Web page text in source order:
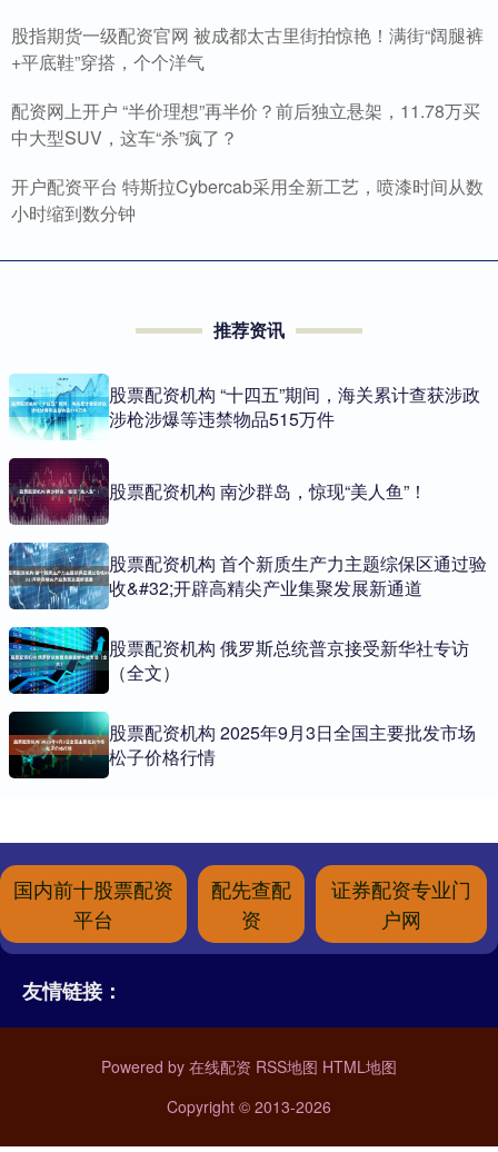
股指期货一级配资官网 被成都太古里街拍惊艳！满街“阔腿裤
+平底鞋”穿搭，个个洋气
配资网上开户 “半价理想”再半价？前后独立悬架，11.78万买
中大型SUV，这车“杀”疯了？
开户配资平台 特斯拉Cybercab采用全新工艺，喷漆时间从数
小时缩到数分钟
推荐资讯
股票配资机构 “十四五”期间，海关累计查获涉政
涉枪涉爆等违禁物品515万件
股票配资机构 南沙群岛，惊现“美人鱼”！
股票配资机构 首个新质生产力主题综保区通过验
收&#32;开辟高精尖产业集聚发展新通道
股票配资机构 俄罗斯总统普京接受新华社专访
（全文）
股票配资机构 2025年9月3日全国主要批发市场
松子价格行情
国内前十股票配资
平台
配先查配
资
证券配资专业门
户网
友情链接：
Powered by 在线配资 RSS地图 HTML地图
Copyright © 2013-2026